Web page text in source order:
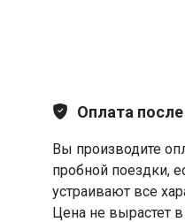
Оплата
Вы производите
пробной поездки,
устраивают все
Цена не вырастет